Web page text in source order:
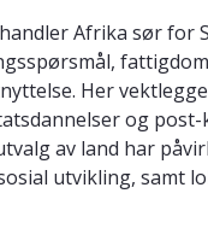
Afrika sør for
Her
og
av land har
utvikling, samt